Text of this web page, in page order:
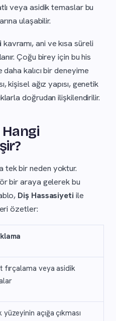
veya asidik temaslar bu
ulaşabilir.
kavramı, ani ve kısa süreli
Çoğu birey için bu his
kalıcı bir deneyime
kişisel ağız yapısı, genetik
doğrudan ilişkilendirilir.
tek bir neden yoktur.
bir araya gelerek bu
Diş Hassasiyeti ile
özetler:
fırçalama veya asidik
yüzeyinin açığa çıkması